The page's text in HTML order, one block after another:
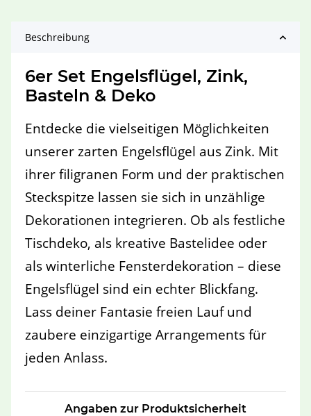
Beschreibung
6er Set Engelsflügel, Zink,
Basteln & Deko
Entdecke die vielseitigen Möglichkeiten
unserer zarten Engelsflügel aus Zink. Mit
ihrer filigranen Form und der praktischen
Steckspitze lassen sie sich in unzählige
Dekorationen integrieren. Ob als festliche
Tischdeko, als kreative Bastelidee oder
als winterliche Fensterdekoration – diese
Engelsflügel sind ein echter Blickfang.
Lass deiner Fantasie freien Lauf und
zaubere einzigartige Arrangements für
jeden Anlass.
Angaben zur Produktsicherheit